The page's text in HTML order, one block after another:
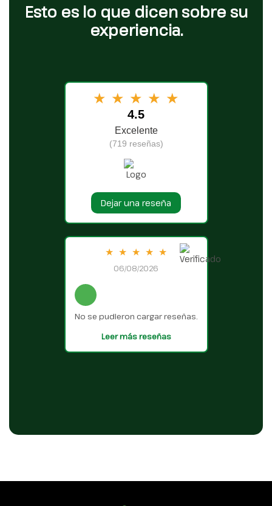
Esto es lo que dicen sobre su
experiencia.
★ ★ ★ ★ ★
4.5
Excelente
(719 reseñas)
Dejar una reseña
★ ★ ★ ★ ★
06/08/2026
No se pudieron cargar reseñas.
Leer más reseñas